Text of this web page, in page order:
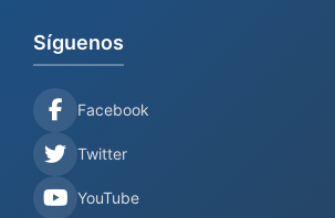
Síguenos
Facebook
Twitter
YouTube